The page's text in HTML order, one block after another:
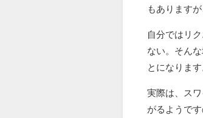
もあります
自分ではリ
ない。そん
とになります
実際は、ス
がるようで